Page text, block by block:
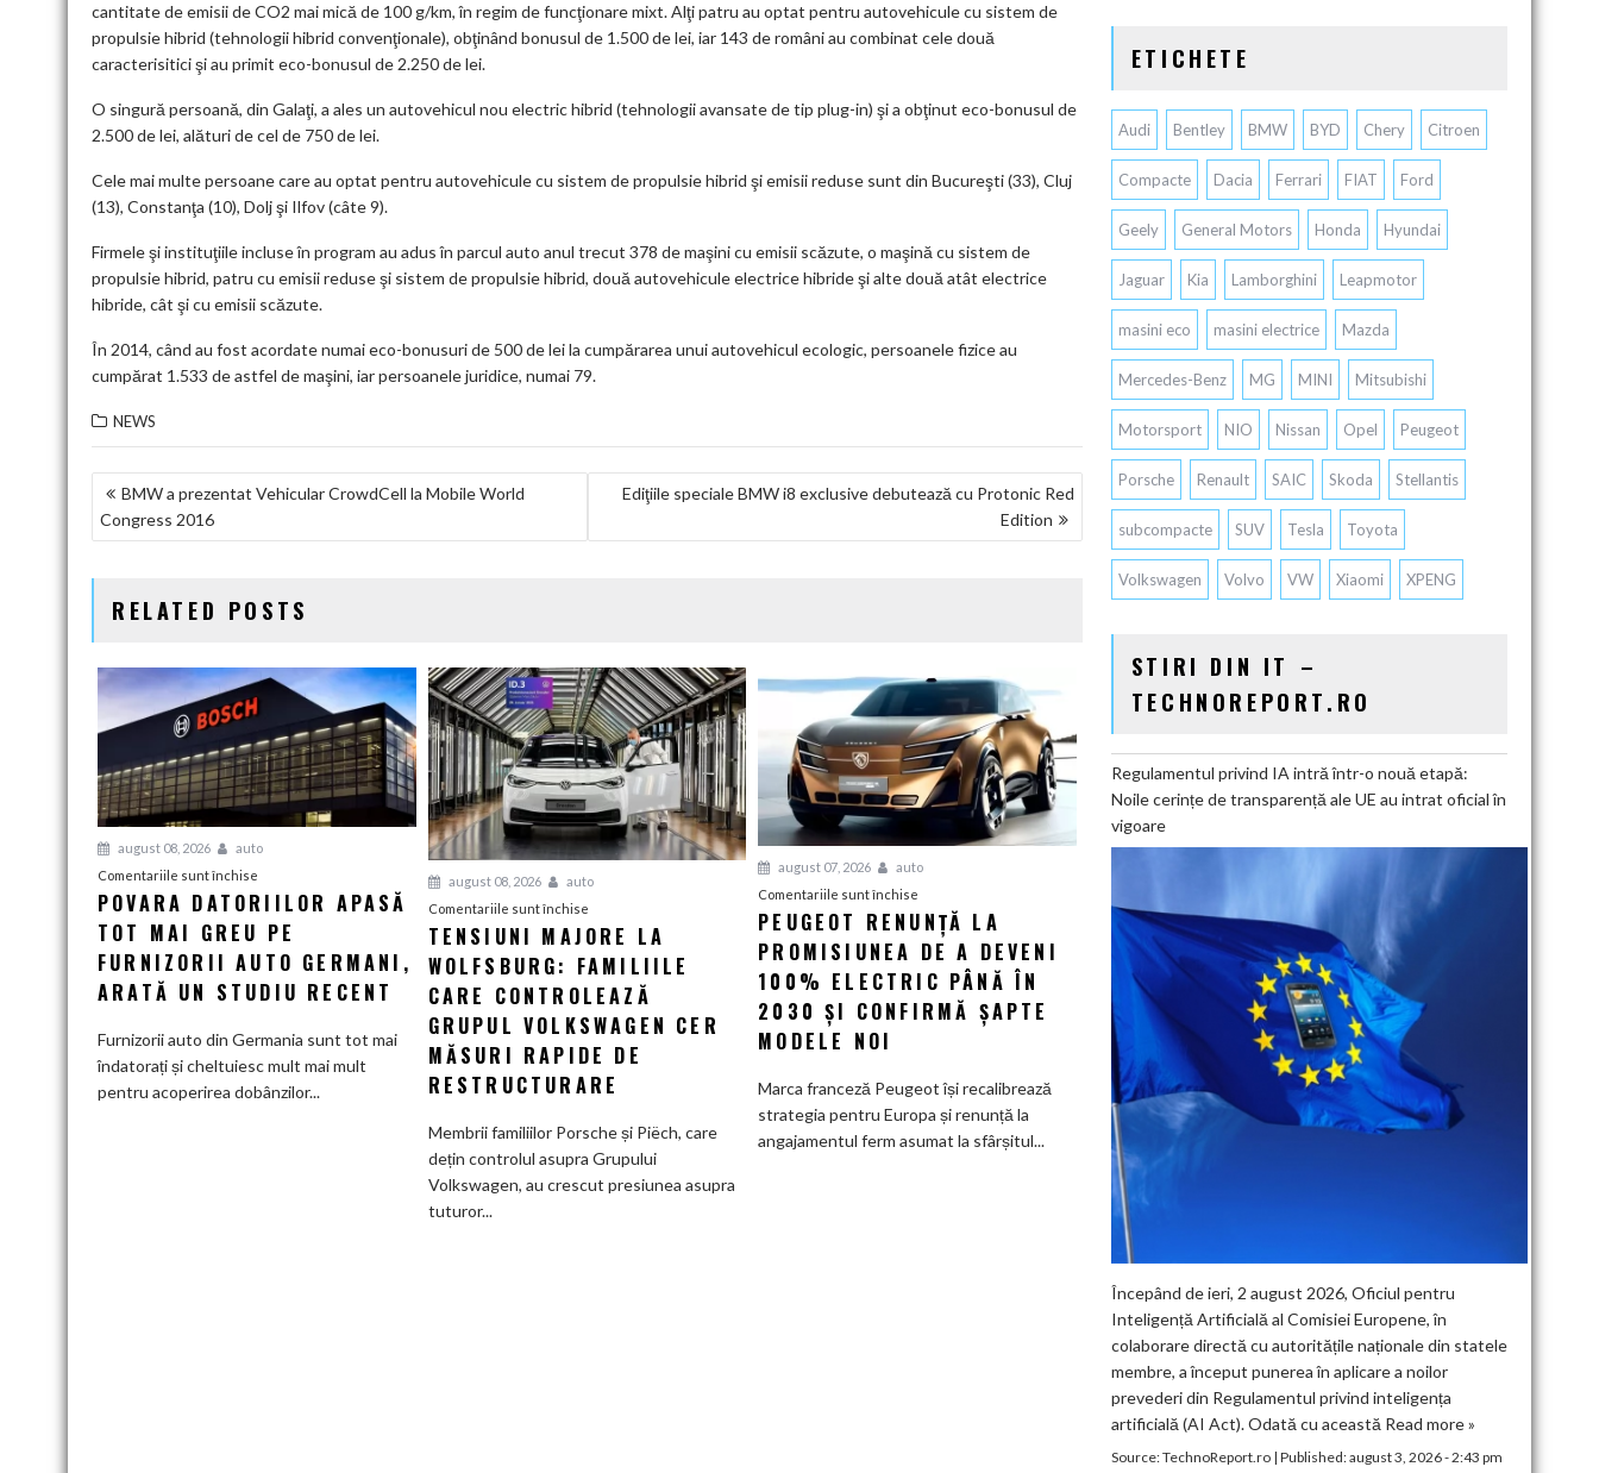
cantitate de emisii de CO2 mai mică de 100 g/km, în regim de funcţionare mixt. Alţi patru au optat pentru autovehicule cu sistem de
propulsie hibrid (tehnologii hibrid convenţionale), obţinând bonusul de 1.500 de lei, iar 143 de români au combinat cele două
caracterisitici şi au primit eco-bonusul de 2.250 de lei.
O singură persoană, din Galaţi, a ales un autovehicul nou electric hibrid (tehnologii avansate de tip plug-in) şi a obţinut eco-bonusul de
2.500 de lei, alături de cel de 750 de lei.
Cele mai multe persoane care au optat pentru autovehicule cu sistem de propulsie hibrid şi emisii reduse sunt din Bucureşti (33), Cluj
(13), Constanţa (10), Dolj şi Ilfov (câte 9).
Firmele şi instituţiile incluse în program au adus în parcul auto anul trecut 378 de maşini cu emisii scăzute, o maşină cu sistem de
propulsie hibrid, patru cu emisii reduse şi sistem de propulsie hibrid, două autovehicule electrice hibride şi alte două atât electrice
hibride, cât şi cu emisii scăzute.
În 2014, când au fost acordate numai eco-bonusuri de 500 de lei la cumpărarea unui autovehicul ecologic, persoanele fizice au
cumpărat 1.533 de astfel de maşini, iar persoanele juridice, numai 79.
NEWS
NAVIGARE
ÎN
BMW a prezentat Vehicular CrowdCell la Mobile World
Congress 2016
Ediţiile speciale BMW i8 exclusive debutează cu Protonic Red
Edition
RELATED POSTS
august 08, 2026
auto
Comentariile sunt închise
Povara
datoriilor
apasă
mai
furnizorii
POVARA DATORIILOR APASĂ
TOT MAI GREU PE
FURNIZORII AUTO GERMANI,
ARATĂ UN STUDIU RECENT
Furnizorii auto din Germania sunt tot mai
îndatorați și cheltuiesc mult mai mult
pentru acoperirea dobânzilor...
august 08, 2026
auto
Comentariile sunt închisepentru
Tensiuni
majore
la
Familiile
care
controlează
Volkswagen
cer
măsuri
TENSIUNI MAJORE LA
WOLFSBURG: FAMILIILE
CARE CONTROLEAZĂ
GRUPUL VOLKSWAGEN CER
MĂSURI RAPIDE DE
RESTRUCTURARE
Membrii familiilor Porsche și Piëch, care
dețin controlul asupra Grupului
Volkswagen, au crescut presiunea asupra
tuturor...
august 07, 2026
auto
Comentariile sunt închise
Peugeot
renunță
la
promisiunea
de
100%
electric
PEUGEOT RENUNȚĂ LA
PROMISIUNEA DE A DEVENI
100% ELECTRIC PÂNĂ ÎN
2030 ȘI CONFIRMĂ ȘAPTE
MODELE NOI
Marca franceză Peugeot își recalibrează
strategia pentru Europa și renunță la
angajamentul ferm asumat la sfârșitul...
ETICHETE
Audi Bentley BMW BYD Chery Citroen
Compacte Dacia Ferrari FIAT Ford
Geely General Motors Honda Hyundai
Jaguar Kia Lamborghini Leapmotor
masini eco masini electrice Mazda
Mercedes-Benz MG MINI Mitsubishi
Motorsport NIO Nissan Opel Peugeot
Porsche Renault SAIC Skoda Stellantis
subcompacte SUV Tesla Toyota
Volkswagen Volvo VW Xiaomi XPENG
STIRI DIN IT –
TECHNOREPORT.RO
Regulamentul privind IA intră într-o nouă etapă:
Noile cerințe de transparență ale UE au intrat oficial în
vigoare
Începând de ieri, 2 august 2026, Oficiul pentru
Inteligență Artificială al Comisiei Europene, în
colaborare directă cu autoritățile naționale din statele
membre, a început punerea în aplicare a noilor
prevederi din Regulamentul privind inteligența
artificială (AI Act). Odată cu această Read more »
Source:TechnoReport.ro| Published:august 3, 2026 - 2:43 pm